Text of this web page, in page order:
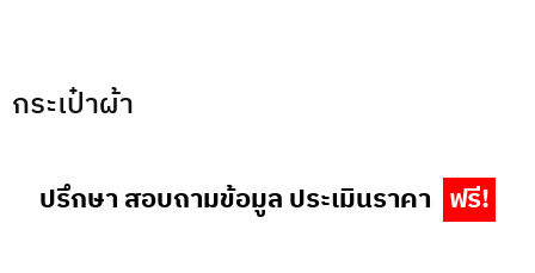
กระเป๋าผ้า
ปรึกษา สอบถามข้อมูล ประเมินราคา ฟรี!